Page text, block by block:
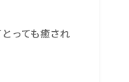
っても癒され